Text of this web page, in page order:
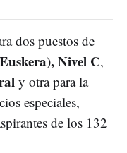
dos puestos de
Nivel C,
y otra para la
especiales,
de los 132